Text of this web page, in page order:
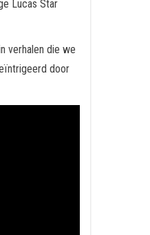
Lucas Star
verhalen die we
door